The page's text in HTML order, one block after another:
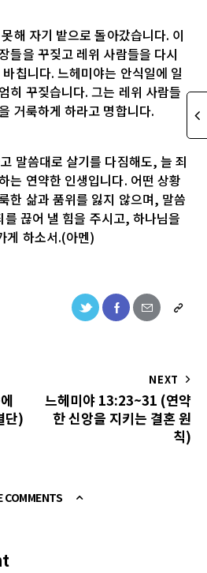
해 자기 밭으로 돌아갔습니다. 이
들을 꾸짖고 레위 사람들을 다시
칩니다. 느헤미야는 안식일에 일
히 꾸짖습니다. 그는 레위 사람들
거룩하게 하라고 명합니다.
말씀대로 살기를 다짐해도, 늘 죄
는 연약한 인생입니다. 어떤 상황
한 삶과 품위를 잃지 않으며, 말씀
끊어 낼 힘을 주시고, 하나님을
게 하소서.(아멘)
단)
NEXT
느헤미야 13:23~31 (연약
한 신앙을 지키는 결혼 원
칙)
COMMENTS